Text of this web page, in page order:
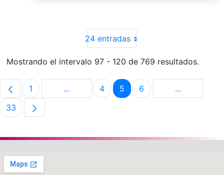
24 entradas
Mostrando el intervalo 97 - 120 de 769 resultados.
Página
1 ...Páginas intermedias Use TAB para
Página
4 Página
5 Página
6 ...Páginas
Página
33